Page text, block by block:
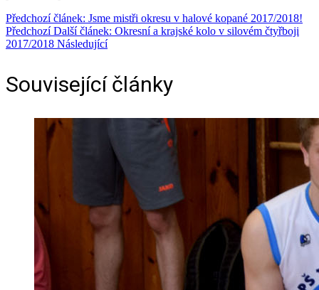
Předchozí článek: Jsme mistři okresu v halové kopané 2017/2018!
Předchozí Další článek: Okresní a krajské kolo v silovém čtyřboji
2017/2018 Následující
Související články